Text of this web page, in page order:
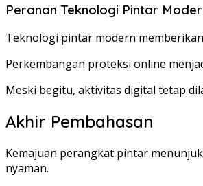
Peranan Teknologi Pintar
Teknologi pintar modern
Perkembangan proteksi online
Meski begitu, aktivitas digital tetap
Akhir Pembahasan
Kemajuan perangkat pintar
nyaman.